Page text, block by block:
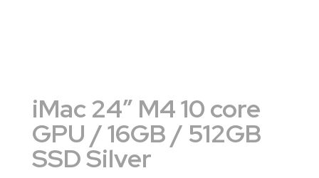
iMac 24″ M4 10 core
GPU / 16GB / 512GB
SSD Silver